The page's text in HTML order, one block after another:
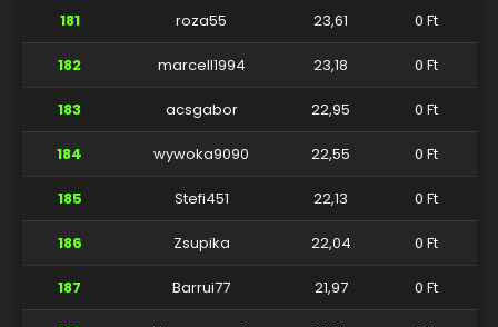
181 roza55 23,61 0 Ft
182 marcell1994 23,18 0 Ft
183 acsgabor 22,95 0 Ft
184 wywoka9090 22,55 0 Ft
185 Stefi451 22,13 0 Ft
186 Zsupika 22,04 0 Ft
187 Barrui77 21,97 0 Ft